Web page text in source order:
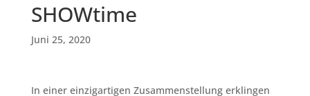
SHOWtime
Juni 25, 2020
In einer einzigartigen Zusammenstellung erklingen